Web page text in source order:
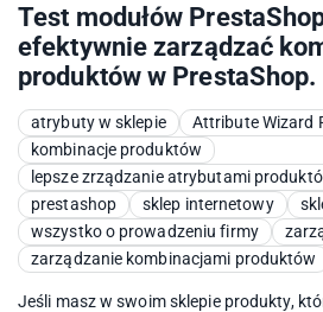
Test modułów
efektywnie zarządzać
produktów w PrestaShop.
atrybuty w sklepie Attribute Wizard
kombinacje produktów
lepsze zrządzanie atrybutami
prestashop
sklep internetowy
wszystko o prowadzeniu firmy
zarządzanie kombinacjami produktów
Jeśli masz w swoim sklepie produkty,